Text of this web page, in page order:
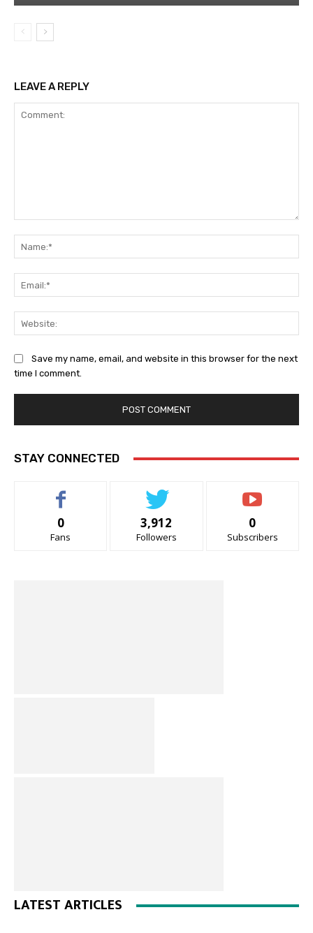
LEAVE A REPLY
Save my name, email, and website in this browser for the next
time I comment.
STAY CONNECTED
0
Fans
3,912
Followers
0
Subscribers
LATEST ARTICLES